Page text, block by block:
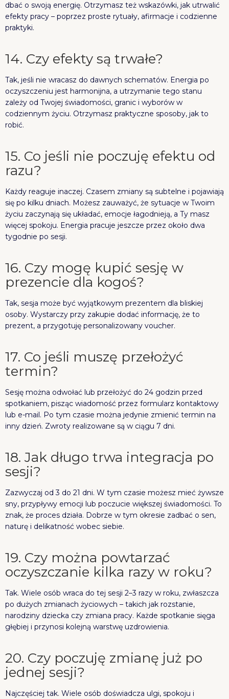
dbać o swoją energię. Otrzymasz też wskazówki, jak utrwalić
efekty pracy – poprzez proste rytuały, afirmacje i codzienne
praktyki.
14. Czy efekty są trwałe?
Tak, jeśli nie wracasz do dawnych schematów. Energia po
oczyszczeniu jest harmonijna, a utrzymanie tego stanu
zależy od Twojej świadomości, granic i wyborów w
codziennym życiu. Otrzymasz praktyczne sposoby, jak to
robić.
15. Co jeśli nie poczuję efektu od
razu?
Każdy reaguje inaczej. Czasem zmiany są subtelne i pojawiają
się po kilku dniach. Możesz zauważyć, że sytuacje w Twoim
życiu zaczynają się układać, emocje łagodnieją, a Ty masz
więcej spokoju. Energia pracuje jeszcze przez około dwa
tygodnie po sesji.
16. Czy mogę kupić sesję w
prezencie dla kogoś?
Tak, sesja może być wyjątkowym prezentem dla bliskiej
osoby. Wystarczy przy zakupie dodać informację, że to
prezent, a przygotuję personalizowany voucher.
17. Co jeśli muszę przełożyć
termin?
Sesję można odwołać lub przełożyć do 24 godzin przed
spotkaniem, pisząc wiadomość przez formularz kontaktowy
lub e-mail. Po tym czasie można jedynie zmienić termin na
inny dzień. Zwroty realizowane są w ciągu 7 dni.
18. Jak długo trwa integracja po
sesji?
Zazwyczaj od 3 do 21 dni. W tym czasie możesz mieć żywsze
sny, przypływy emocji lub poczucie większej świadomości. To
znak, że proces działa. Dobrze w tym okresie zadbać o sen,
naturę i delikatność wobec siebie.
19. Czy można powtarzać
oczyszczanie kilka razy w roku?
Tak. Wiele osób wraca do tej sesji 2–3 razy w roku, zwłaszcza
po dużych zmianach życiowych – takich jak rozstanie,
narodziny dziecka czy zmiana pracy. Każde spotkanie sięga
głębiej i przynosi kolejną warstwę uzdrowienia.
20. Czy poczuję zmianę już po
jednej sesji?
Najczęściej tak. Wiele osób doświadcza ulgi, spokoju i